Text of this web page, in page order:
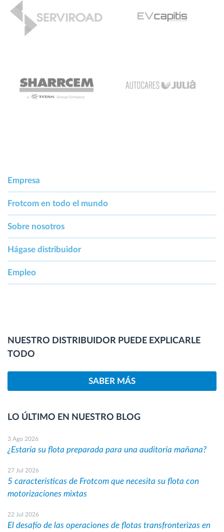
Empresa
Frotcom en todo el mundo
Sobre nosotros
Hágase distribuidor
Empleo
NUESTRO DISTRIBUIDOR PUEDE EXPLICARLE
TODO
SABER MÁS
LO ÚLTIMO EN NUESTRO BLOG
3 Ago 2026
¿Estaría su flota preparada para una auditoría mañana?
27 Jul 2026
5 características de Frotcom que necesita su flota con
motorizaciones mixtas
22 Jul 2026
El desafío de las operaciones de flotas transfronterizas en